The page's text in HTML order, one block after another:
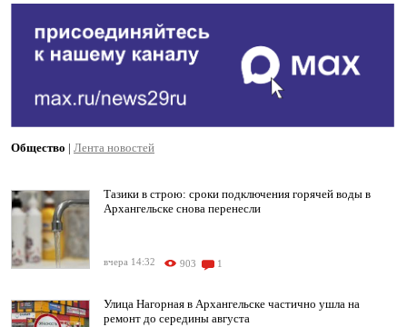
Общество | Лента новостей
Тазики в строю: сроки подключения горячей воды в
Архангельске снова перенесли
вчера 14:32 903 1
Улица Нагорная в Архангельске частично ушла на
ремонт до середины августа